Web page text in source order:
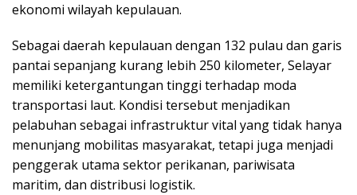
ekonomi wilayah kepulauan.
Sebagai daerah kepulauan dengan 132 pulau dan garis
pantai sepanjang kurang lebih 250 kilometer, Selayar
memiliki ketergantungan tinggi terhadap moda
transportasi laut. Kondisi tersebut menjadikan
pelabuhan sebagai infrastruktur vital yang tidak hanya
menunjang mobilitas masyarakat, tetapi juga menjadi
penggerak utama sektor perikanan, pariwisata
maritim, dan distribusi logistik.